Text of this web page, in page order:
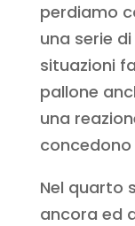
perdiamo
una serie
situazioni
pallone
una
Nel quarto
ancora ed